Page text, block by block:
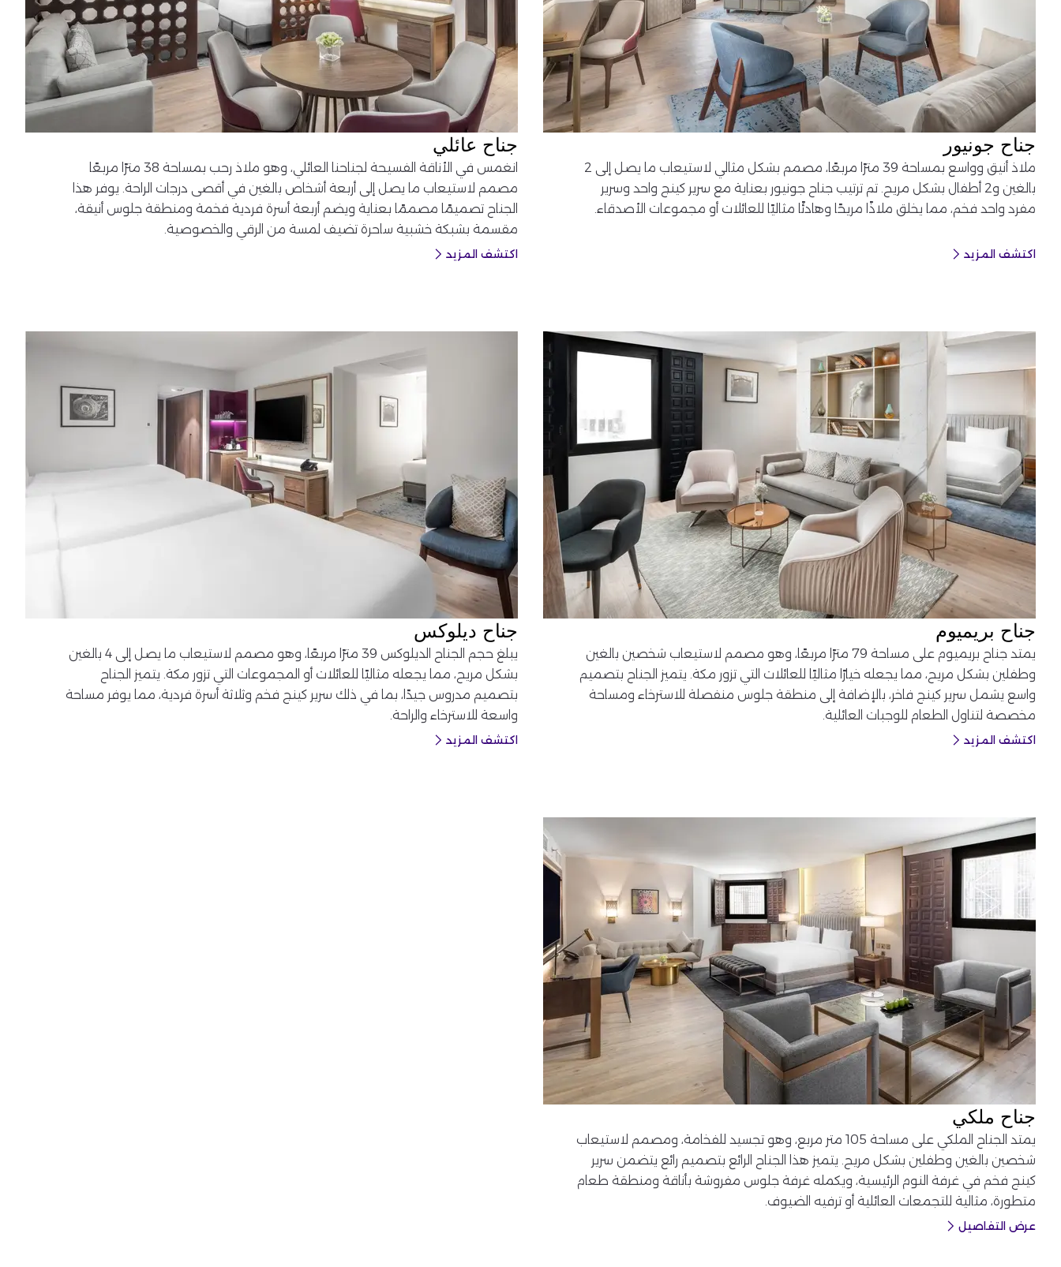
جناح جونيور
ملاذ أنيق وواسع بمساحة 39 مترًا مربعًا، مصمم بشكل مثالي لاستيعاب ما يصل إلى 2
بالغين و2 أطفال بشكل مريح. تم ترتيب جناح جونيور بعناية مع سرير كينج واحد وسرير
مفرد واحد فخم، مما يخلق ملاذًا مريحًا وهادئًا مثاليًا للعائلات أو مجموعات الأصدقاء.
اكتشف المزيد
جناح عائلي
انغمس في الأناقة الفسيحة لجناحنا العائلي، وهو ملاذ رحب بمساحة 38 مترًا مربعًا
مصمم لاستيعاب ما يصل إلى أربعة أشخاص بالغين في أقصى درجات الراحة. يوفر هذا
الجناح تصميمًا مصممًا بعناية ويضم أربعة أسرة فردية فخمة ومنطقة جلوس أنيقة،
مقسمة بشبكة خشبية ساحرة تضيف لمسة من الرقي والخصوصية.
اكتشف المزيد
جناح بريميوم
يمتد جناح بريميوم على مساحة 79 مترًا مربعًا، وهو مصمم لاستيعاب شخصين بالغين
وطفلين بشكل مريح، مما يجعله خيارًا مثاليًا للعائلات التي تزور مكة. يتميز الجناح بتصميم
واسع يشمل سرير كينج فاخر، بالإضافة إلى منطقة جلوس منفصلة للاسترخاء ومساحة
مخصصة لتناول الطعام للوجبات العائلية.
اكتشف المزيد
جناح ديلوكس
يبلغ حجم الجناح الديلوكس 39 مترًا مربعًا، وهو مصمم لاستيعاب ما يصل إلى 4 بالغين
بشكل مريح، مما يجعله مثاليًا للعائلات أو المجموعات التي تزور مكة. يتميز الجناح
بتصميم مدروس جيدًا، بما في ذلك سرير كينج فخم وثلاثة أسرة فردية، مما يوفر مساحة
واسعة للاسترخاء والراحة.
اكتشف المزيد
جناح ملكي
يمتد الجناح الملكي على مساحة 105 متر مربع، وهو تجسيد للفخامة، ومصمم لاستيعاب
شخصين بالغين وطفلين بشكل مريح. يتميز هذا الجناح الرائع بتصميم رائع يتضمن سرير
كينج فخم في غرفة النوم الرئيسية، ويكمله غرفة جلوس مفروشة بأناقة ومنطقة طعام
متطورة، مثالية للتجمعات العائلية أو ترفيه الضيوف.
عرض التفاصيل